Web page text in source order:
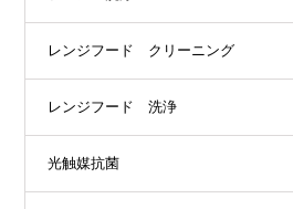
レンジフード クリーニング
レンジフード 洗浄
光触媒抗菌